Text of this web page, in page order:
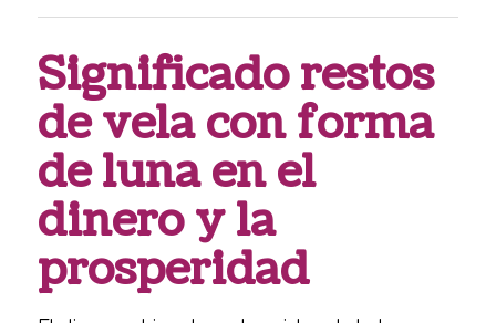
Significado restos
de vela con forma
de luna en el
dinero y la
prosperidad